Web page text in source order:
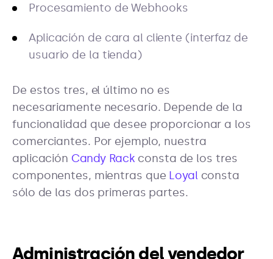
Procesamiento de Webhooks
Aplicación de cara al cliente (interfaz de
usuario de la tienda)
De estos tres, el último no es
necesariamente necesario. Depende de la
funcionalidad que desee proporcionar a los
comerciantes. Por ejemplo, nuestra
aplicación Candy Rack consta de los tres
componentes, mientras que Loyalconsta
sólo de las dos primeras partes.
Administración del vendedor